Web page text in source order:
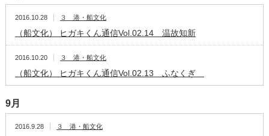
2016.10.28 ３ 港・船文化
（船文化） ヒガキくん通信Vol.02.14 温故知新
2016.10.20 ３ 港・船文化
（船文化） ヒガキくん通信Vol.02.13 ふなくぎ
9月
2016.9.28 ３ 港・船文化